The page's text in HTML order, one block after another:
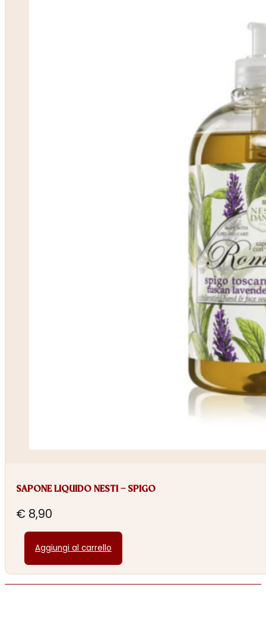
SAPONE LIQUIDO NESTI – SPIGO
€ 8,90
Aggiungi al carrello